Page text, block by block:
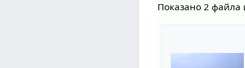
Показано 2 файла